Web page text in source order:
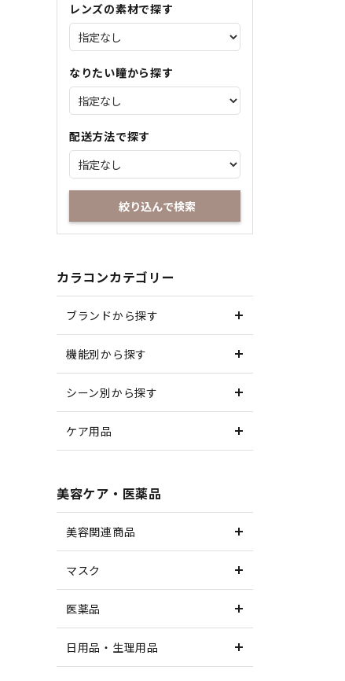
レンズの素材で探す
なりたい瞳から探す
配送方法で探す
絞り込んで検索
カラコンカテゴリー
ブランドから探す
機能別から探す
シーン別から探す
ケア用品
美容ケア・医薬品
美容関連商品
マスク
医薬品
日用品・生理用品